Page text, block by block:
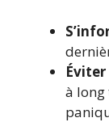
à long